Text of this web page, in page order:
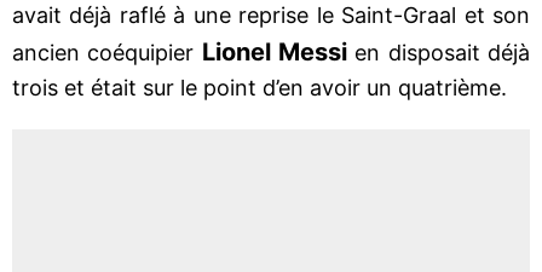
avait déjà raflé à une reprise le Saint-Graal et son
ancien coéquipier Lionel Messi en disposait déjà
trois et était sur le point d’en avoir un quatrième.